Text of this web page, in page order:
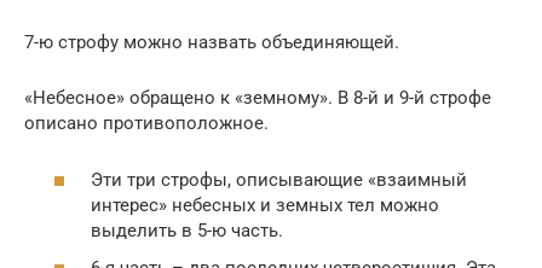
7-ю строфу можно назвать объединяющей.
«Небесное» обращено к «земному». В 8-й и 9-й строфе
описано противоположное.
Эти три строфы, описывающие «взаимный
интерес» небесных и земных тел можно
выделить в 5-ю часть.